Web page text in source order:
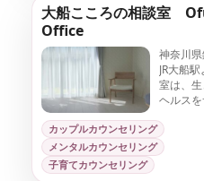
大船こころの相談室
Office
神奈川
JR大船
室は、
ヘルス
を担当し
カップルカウンセリング
メンタルカウンセリング
子育てカウンセリング